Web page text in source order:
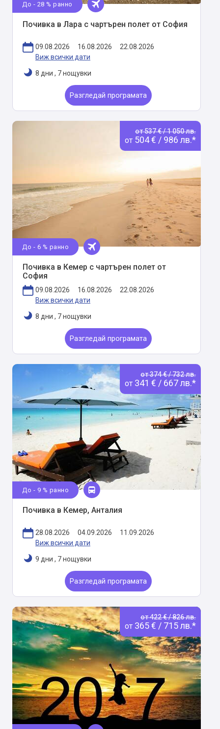
До - 28 % ранно
Почивка в Лара с чартърен полет от София
09.08.2026 16.08.2026
22.08.2026
Виж всички дати
8 дни , 7 нощувки
Разгледай програмата
от 537 € / 1 050 лв.
от 504 € / 986 лв.*
До - 6 % ранно
Почивка в Кемер с чартърен полет от
София
09.08.2026 16.08.2026
22.08.2026
Виж всички дати
8 дни , 7 нощувки
Разгледай програмата
от 374 € / 732 лв.
от 341 € / 667 лв.*
До - 9 % ранно
Почивка в Кемер, Анталия
28.08.2026 04.09.2026
11.09.2026
Виж всички дати
9 дни , 7 нощувки
Разгледай програмата
от 422 € / 826 лв.
от 365 € / 715 лв.*